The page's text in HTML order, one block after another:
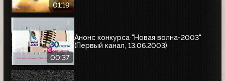
01:19
00:37
Анонс конкурса "Новая волна-2003"
(Первый канал, 13.06.2003)